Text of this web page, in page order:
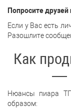
Попросите друзей
Если у Вас есть
Разошлите
Как
—
Нюансы пиара
образом: